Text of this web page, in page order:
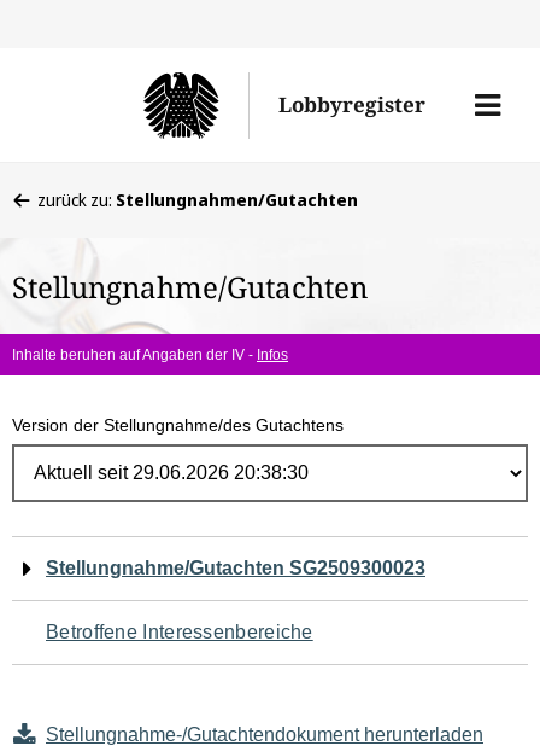
Lobbyregister
Menü
befinden
hier:
zurück zu: Stellungnahmen/Gutachten
Stellungnahme/Gutachten
Inhalte beruhen auf Angaben der IV - Infos
Version der Stellungnahme/des Gutachtens
Navigation
für
den
Seiteninhalt
Stellungnahme/Gutachten SG2509300023
Betroffene Interessenbereiche
Stellungnahme-/Gutachtendokument herunterladen